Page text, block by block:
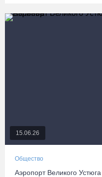
15.06.26
Общество
Аэропорт Великого